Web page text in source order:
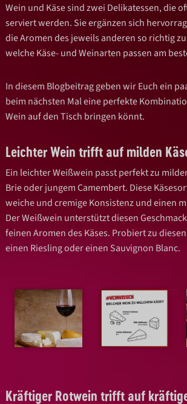
Wein und Käse sind zwei Delikatessen, die
serviert werden. Sie ergänzen sich
die Aromen des jeweils anderen so richtig
welche Käse- und Weinarten passen am
In diesem Blogbeitrag geben wir Euch ein
beim nächsten Mal eine perfekte
Wein auf den Tisch bringen könnt.
Leichter Wein trifft auf milden
Ein leichter Weißwein passt perfekt zu
Brie oder jungem Camembert. Diese
weiche und cremige Konsistenz und einen
Der Weißwein unterstützt diesen
feinen Aromen des Käses. Probiert zu
einen Riesling oder einen Sauvignon Blanc.
Kräftiger Rotwein trifft auf